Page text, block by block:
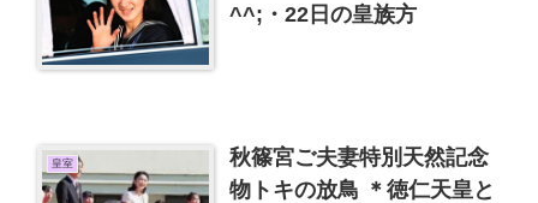
^^;・22日の皇族方
皇室
秋篠宮ご夫妻特別天然記念
物トキの放鳥 ＊徳仁天皇と